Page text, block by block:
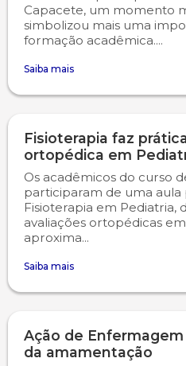
Capacete, um momento
simbolizou mais uma
formação acadêmica....
Saiba mais
Fisioterapia faz
ortopédica em
Os acadêmicos do curso
participaram de uma aula
Fisioterapia em Pediatria,
avaliações ortopédicas
aproxima...
Saiba mais
Ação de
da amamentação